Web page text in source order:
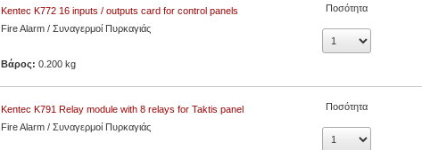
Kentec K772 16 inputs / outputs card for control panels
Fire Alarm / Συναγερμοί Πυρκαγιάς
Βάρος:0.200 kg
Ποσότητα
Kentec K791 Relay module with 8 relays for Taktis panel
Fire Alarm / Συναγερμοί Πυρκαγιάς
Ποσότητα